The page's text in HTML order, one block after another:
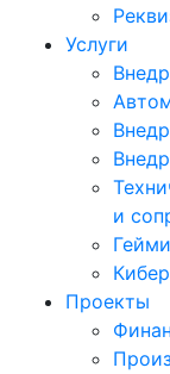
Услуги
и
Проекты